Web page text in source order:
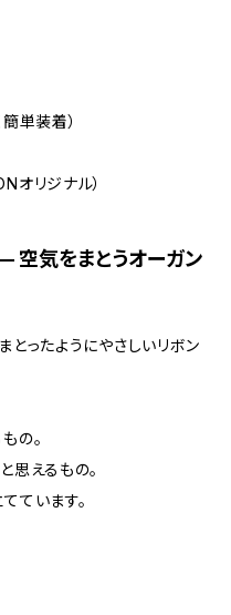
単装着）
オリジナル）
空気をまとうオーガン
とったようにやさしいリボン
の。
思えるもの。
ています。